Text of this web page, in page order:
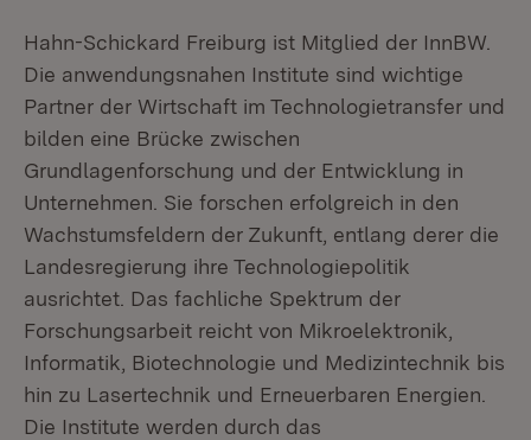
Hahn-Schickard Freiburg ist Mitglied der InnBW.
Die anwendungsnahen Institute sind wichtige
Partner der Wirtschaft im Technologietransfer und
bilden eine Brücke zwischen
Grundlagenforschung und der Entwicklung in
Unternehmen. Sie forschen erfolgreich in den
Wachstumsfeldern der Zukunft, entlang derer die
Landesregierung ihre Technologiepolitik
ausrichtet. Das fachliche Spektrum der
Forschungsarbeit reicht von Mikroelektronik,
Informatik, Biotechnologie und Medizintechnik bis
hin zu Lasertechnik und Erneuerbaren Energien.
Die Institute werden durch das